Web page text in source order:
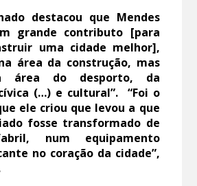
destacou que Mendes
grande contributo [para
uma cidade melhor],
área da construção, mas
área do desporto, da
(…) e cultural”. “Foi o
ele criou que levou a que
fosse transformado de
num equipamento
no coração da cidade”,